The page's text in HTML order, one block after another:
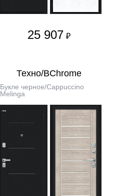
25 907 ₽
Техно/BChrome
Букле черное/Cappuccino
Melinga